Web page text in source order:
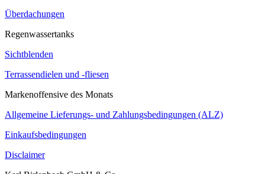
Überdachungen
Regenwassertanks
Sichtblenden
Terrassendielen und -fliesen
Markenoffensive des Monats
Allgemeine Lieferungs- und Zahlungsbedingungen (ALZ)
Einkaufsbedingungen
Disclaimer